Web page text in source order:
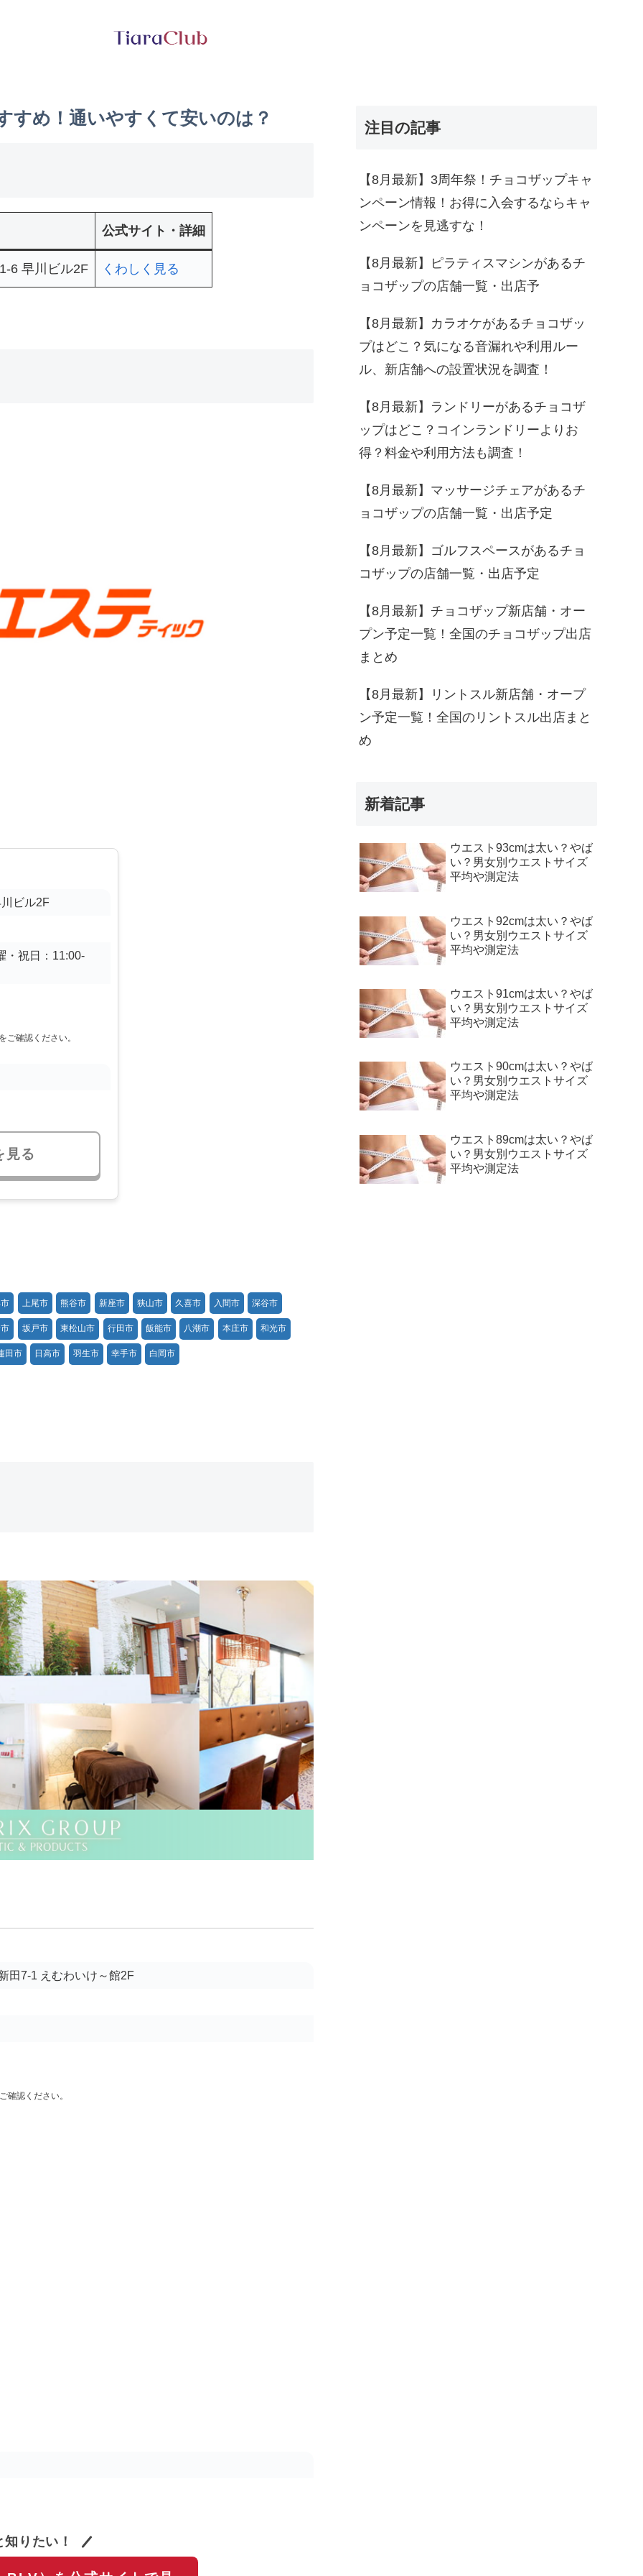
すめ！通いやすくて安いのは？
公式サイト・詳細
6 早川ビル2F くわしく見る
ビル2F
・祝日：11:00-
確認ください。
見る
上尾市 熊谷市 新座市 狭山市 久喜市 入間市 深谷市
坂戸市 東松山市 行田市 飯能市 八潮市 本庄市 和光市
田市 日高市 羽生市 幸手市 白岡市
田7-1 えむわいけ～館2F
確認ください。
りたい！
注目の記事
【8月最新】3周年祭！チョコザップキャ
ンペーン情報！お得に入会するならキャ
ンペーンを見逃すな！
【8月最新】ピラティスマシンがあるチ
ョコザップの店舗一覧・出店予
【8月最新】カラオケがあるチョコザッ
プはどこ？気になる音漏れや利用ルー
ル、新店舗への設置状況を調査！
【8月最新】ランドリーがあるチョコザ
ップはどこ？コインランドリーよりお
得？料金や利用方法も調査！
【8月最新】マッサージチェアがあるチ
ョコザップの店舗一覧・出店予定
【8月最新】ゴルフスペースがあるチョ
コザップの店舗一覧・出店予定
【8月最新】チョコザップ新店舗・オー
プン予定一覧！全国のチョコザップ出店
まとめ
【8月最新】リントスル新店舗・オープ
ン予定一覧！全国のリントスル出店まと
め
新着記事
ウエスト93cmは太い？やば
い？男女別ウエストサイズ
平均や測定法
ウエスト92cmは太い？やば
い？男女別ウエストサイズ
平均や測定法
ウエスト91cmは太い？やば
い？男女別ウエストサイズ
平均や測定法
ウエスト90cmは太い？やば
い？男女別ウエストサイズ
平均や測定法
ウエスト89cmは太い？やば
い？男女別ウエストサイズ
平均や測定法